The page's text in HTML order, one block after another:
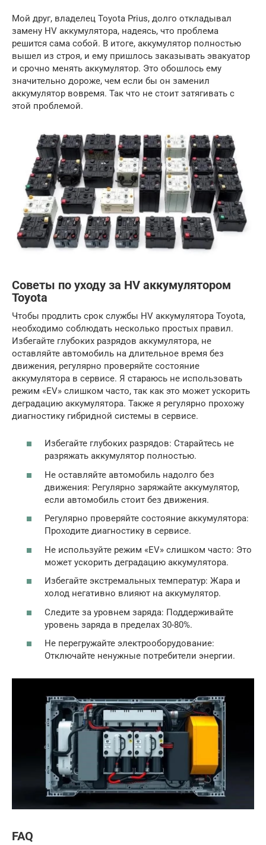
Мой друг, владелец Toyota Prius, долго откладывал
замену HV аккумулятора, надеясь, что проблема
решится сама собой. В итоге, аккумулятор полностью
вышел из строя, и ему пришлось заказывать эвакуатор
и срочно менять аккумулятор. Это обошлось ему
значительно дороже, чем если бы он заменил
аккумулятор вовремя. Так что не стоит затягивать с
этой проблемой.
Советы по уходу за HV аккумулятором
Toyota
Чтобы продлить срок службы HV аккумулятора Toyota,
необходимо соблюдать несколько простых правил.
Избегайте глубоких разрядов аккумулятора, не
оставляйте автомобиль на длительное время без
движения, регулярно проверяйте состояние
аккумулятора в сервисе. Я стараюсь не использовать
режим «EV» слишком часто, так как это может ускорить
деградацию аккумулятора. Также я регулярно прохожу
диагностику гибридной системы в сервисе.
Избегайте глубоких разрядов: Старайтесь не
разряжать аккумулятор полностью.
Не оставляйте автомобиль надолго без
движения: Регулярно заряжайте аккумулятор,
если автомобиль стоит без движения.
Регулярно проверяйте состояние аккумулятора:
Проходите диагностику в сервисе.
Не используйте режим «EV» слишком часто: Это
может ускорить деградацию аккумулятора.
Избегайте экстремальных температур: Жара и
холод негативно влияют на аккумулятор.
Следите за уровнем заряда: Поддерживайте
уровень заряда в пределах 30-80%.
Не перегружайте электрооборудование:
Отключайте ненужные потребители энергии.
FAQ